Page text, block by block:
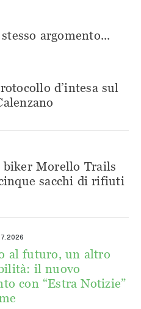
argomento...
d’intesa sul
biker Morello Trails
sacchi di rifiuti
al futuro, un altro
il nuovo
con “Estra Notizie”